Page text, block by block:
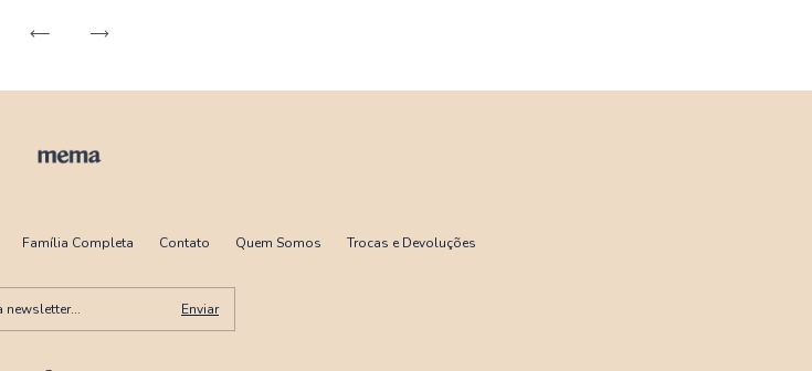
Família Completa Contato Quem Somos Trocas e Devoluções